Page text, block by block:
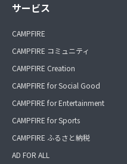
サービス
CAMPFIRE
CAMPFIRE コミュニティ
CAMPFIRE Creation
CAMPFIRE for Social Good
CAMPFIRE for Entertainment
CAMPFIRE for Sports
CAMPFIRE ふるさと納税
AD FOR ALL